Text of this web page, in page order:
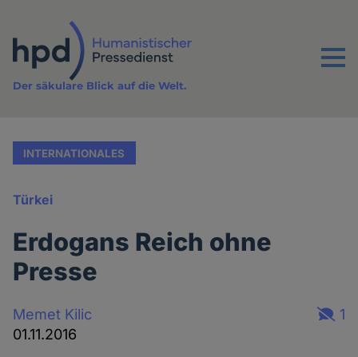
Inhalt
Menu
Der säkulare Blick auf die Welt.
INTERNATIONALES
Türkei
Erdogans Reich ohne
Presse
Memet Kilic
01.11.2016
1